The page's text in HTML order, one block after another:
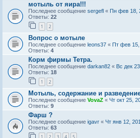
мотыль от яира!!!
Последнее сообщение sergefl « Пн фев 18,
Ответы: 22
1 2
Вопрос о мотыле
Последнее сообщение leons37 « Пт фев 15,
Ответы: 4
Корм фирмы Тетра.
Последнее сообщение darkan82 « Вс дек
Ответы: 18
1 2
Мотыль, содержание и
Последнее сообщение VovaZ « Чт окт 25,
Ответы: 9
Фарш ?
Последнее сообщение igavr « Чт янв 12,
Ответы: 63